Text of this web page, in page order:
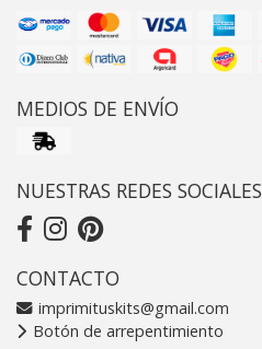
MEDIOS DE ENVÍO
NUESTRAS REDES SOCIALES
CONTACTO
imprimituskits@gmail.com
Botón de arrepentimiento